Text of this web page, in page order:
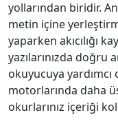
yollarından biridir.
metin içine
yaparken akıcılığı
yazılarınızda
okuyucuya
motorlarında daha
okurlarınız içeriği